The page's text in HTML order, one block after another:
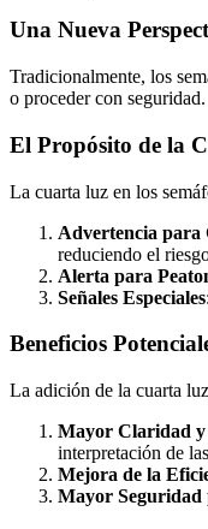
Una Nueva
Tradicionalmente, los
o proceder con
El Propósito de la
La cuarta luz en los
Advertencia para
reduciendo el
Alerta para
Señales Especiales
Beneficios
La adición de la cuarta
Mayor Claridad y
interpretación de
Mejora de la
Mayor Seguridad